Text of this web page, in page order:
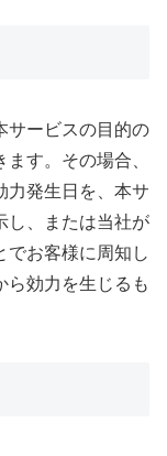
サービスの目的の
す。その場合、
力発生日を、本サ
し、または当社が
でお客様に周知し
ら効力を生じるも